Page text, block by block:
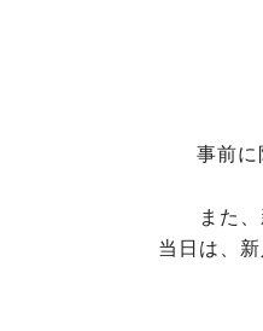
事前に
また
当日は、